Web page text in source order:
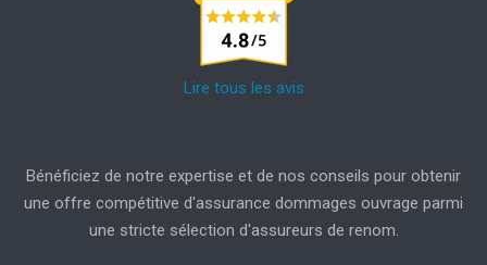
Lire tous les avis
Bénéficiez de notre expertise et de nos conseils pour obtenir
une offre compétitive d'assurance dommages ouvrage parmi
une stricte sélection d'assureurs de renom.